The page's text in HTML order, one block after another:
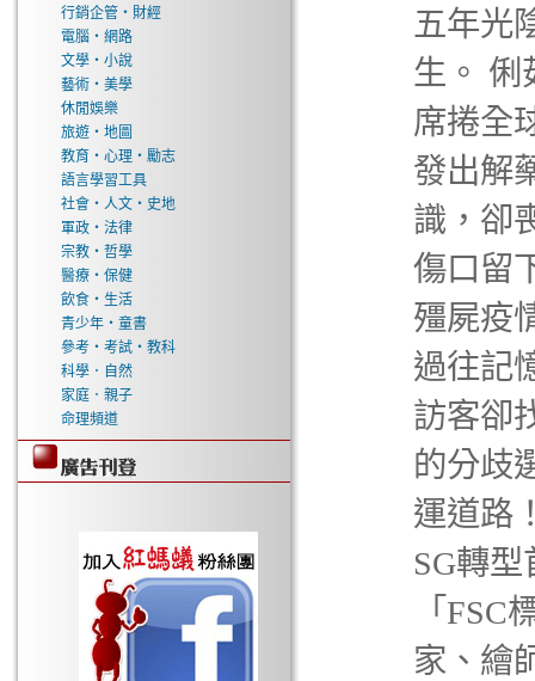
行銷企管‧財經
電腦‧網路
文學‧小說
藝術‧美學
休閒娛樂
旅遊‧地圖
教育‧心理‧勵志
語言學習工具
社會‧人文‧史地
軍政‧法律
宗教‧哲學
醫療‧保健
飲食‧生活
青少年‧童書
參考‧考試‧教科
科學．自然
家庭．親子
命理頻道
五年光
生。 俐
席捲全
發出解
識，卻
傷口留
殭屍疫
過往記
訪客卻
的分歧
運道路
SG轉
「
家、繪